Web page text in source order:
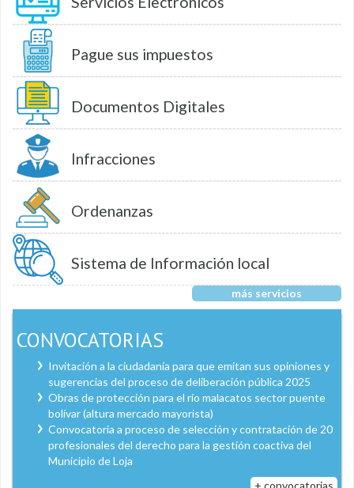
Pague sus impuestos
Documentos Digitales
Infracciones
Ordenanzas
Sistema de Información local
más servicios
CONVOCATORIAS
Invitación a la ciudadanía para que emitan sus opiniones y
sugerencias del proceso de deliberación pública 2025
Obras de protección para el río malacatos sector puente
bolívar (altura mercado mayorista)
Convocatoria a proceso de selección y contratación de 20
profesionales del derecho para la gestión coactiva del
Municipio de Loja